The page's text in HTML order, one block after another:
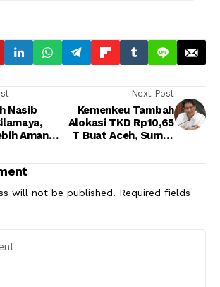
Nasib
Aman
Next Post
Kemenkeu Tambah
Alokasi TKD Rp10,65
T Buat Aceh, Sumut
will not be published. Required fields